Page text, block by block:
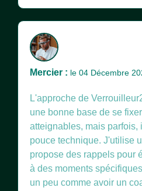
Mercier : le 04 Décembre
L'approche de
une bonne base de se
atteignables, mais parfois,
pouce technique. J'utilise
propose des rappels pour
à des moments
un peu comme avoir un